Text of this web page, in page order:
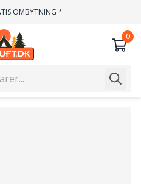
OMBYTNING *